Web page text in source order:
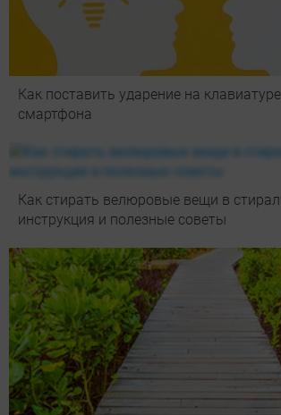
Как поставить ударение на
смартфона
Как стирать велюровые вещи в
инструкция и полезные советы